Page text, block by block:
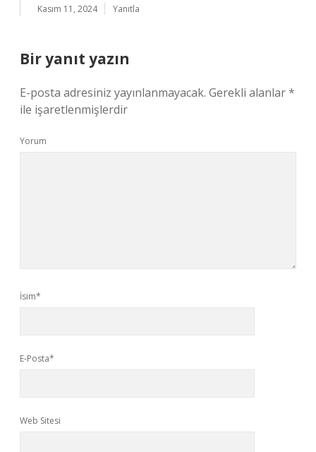
Kasım 11, 2024 Yanıtla
Bir yanıt yazın
E-posta adresiniz yayınlanmayacak. Gerekli alanlar*
ile işaretlenmişlerdir
Yorum
İsim*
E-Posta*
Web Sitesi